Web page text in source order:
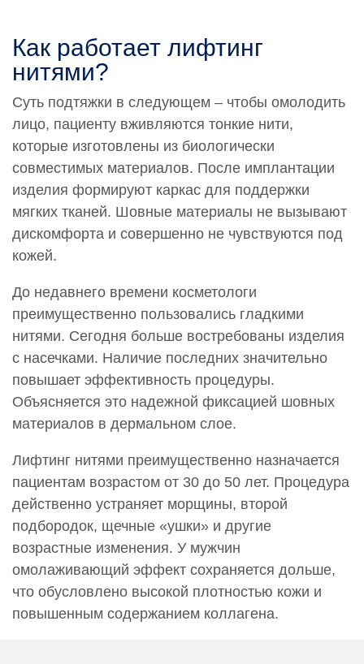
Как работает лифтинг
нитями?
Суть подтяжки в следующем – чтобы омолодить
лицо, пациенту вживляются тонкие нити,
которые изготовлены из биологически
совместимых материалов. После имплантации
изделия формируют каркас для поддержки
мягких тканей. Шовные материалы не вызывают
дискомфорта и совершенно не чувствуются под
кожей.
До недавнего времени косметологи
преимущественно пользовались гладкими
нитями. Сегодня больше востребованы изделия
с насечками. Наличие последних значительно
повышает эффективность процедуры.
Объясняется это надежной фиксацией шовных
материалов в дермальном слое.
Лифтинг нитями преимущественно назначается
пациентам возрастом от 30 до 50 лет. Процедура
действенно устраняет морщины, второй
подбородок, щечные «ушки» и другие
возрастные изменения. У мужчин
омолаживающий эффект сохраняется дольше,
что обусловлено высокой плотностью кожи и
повышенным содержанием коллагена.